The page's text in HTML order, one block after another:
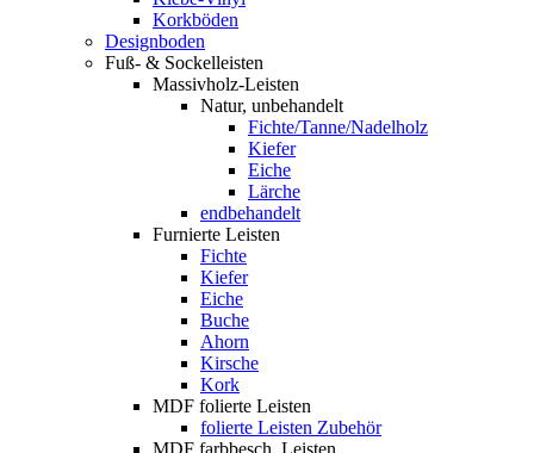
Korkböden
Designboden
Fuß- & Sockelleisten
Massivholz-Leisten
Natur, unbehandelt
Fichte/Tanne/Nadelholz
Kiefer
Eiche
Lärche
endbehandelt
Furnierte Leisten
Fichte
Kiefer
Eiche
Buche
Ahorn
Kirsche
Kork
MDF folierte Leisten
folierte Leisten Zubehör
MDF farbbesch. Leisten